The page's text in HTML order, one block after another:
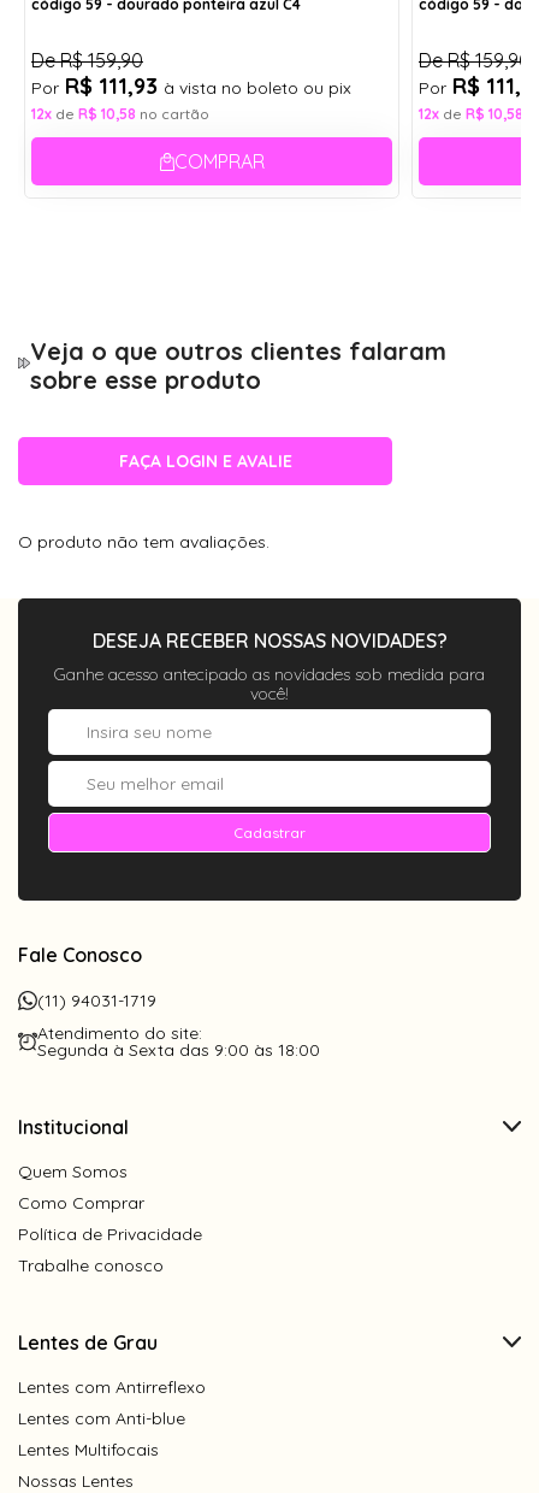
Armações 3 pontos não têm aro e são fixadas
por parafusos diretamente nas lentes. Aceitam
ser perfuradas na montagem. Antes de
de lente correto.
Itens inclusos:
1- Caixinha porta óculos acrílico com forro;
1- Flanela de pano - limpa lentes;
* Cores dos itens aleatórias.
13,5 cm
Ponte:
1,7 cm
13,5 cm
Haste
código 59 - dourado ponteira azul C4
DeR$ 159,90
Por R$ 111,93 à vista no boleto ou pix
12x de R$ 10,58 no cartão
COMPRAR
código 59 -
DeR$ 159,90
Por R$
12x de R$ 10,58
Veja o que outros clientes falaram
sobre esse produto
FAÇA LOGIN E AVALIE
O produto não tem avaliações.
DESEJA RECEBER NOSSAS NOVIDADES?
Ganhe acesso antecipado as novidades sob medida para
você!
Cadastrar
Fale Conosco
(11) 94031-1719
Atendimento do site:
Segunda à Sexta das 9:00 às 18:00
Institucional
Quem Somos
Como Comprar
Política de Privacidade
Trabalhe conosco
Lentes de Grau
Lentes com Antirreflexo
Lentes com Anti-blue
Lentes Multifocais
Nossas Lentes